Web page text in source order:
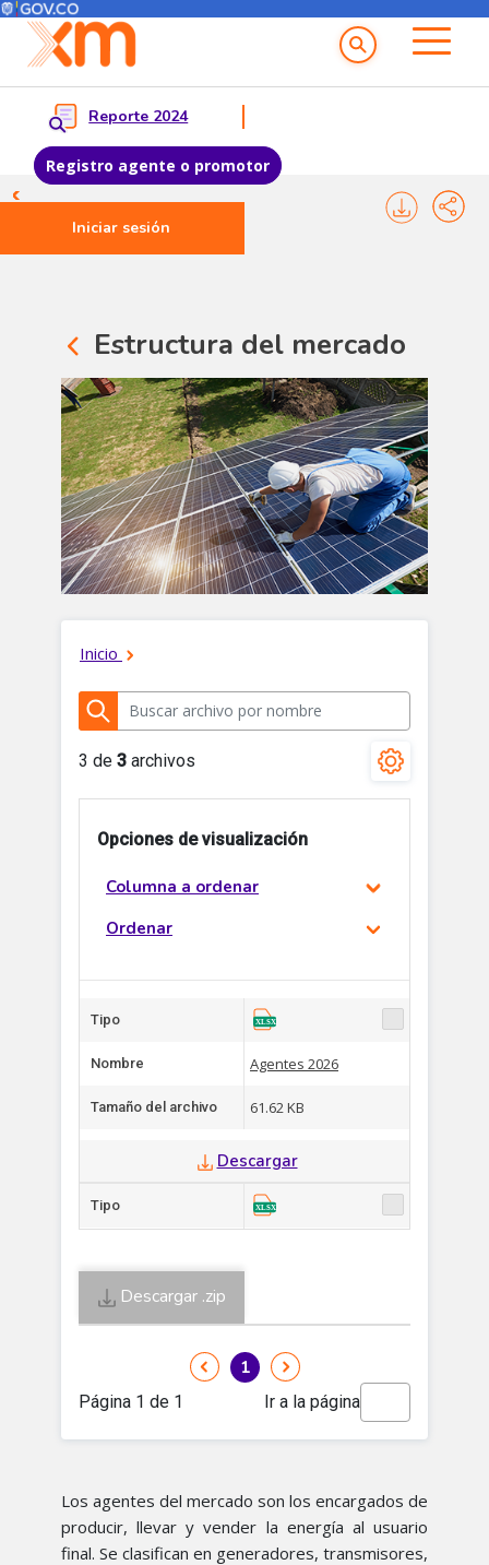
Pasar al contenido principal
Menú del Usuario
Reporte 2024
Registro agente o promotor
Iniciar sesión
Menu principal
Estructura del mercado
Los agentes del mercado son los encargados de
producir, llevar y vender la energía al usuario
final. Se clasifican en generadores, transmisores,